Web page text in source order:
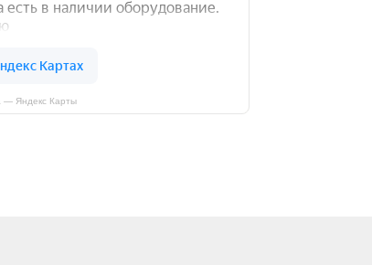
— Яндекс Карты